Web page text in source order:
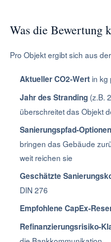
Was die Bewertung
Pro Objekt ergibt sich aus
Aktueller CO2-Wert in kg
Jahr des Stranding (z.B.
überschreitet das Objekt
Sanierungspfad-
bringen das Gebäude
weit reichen sie
Geschätzte
DIN 276
Empfohlene CapEx-
Refinanzierungsrisiko-